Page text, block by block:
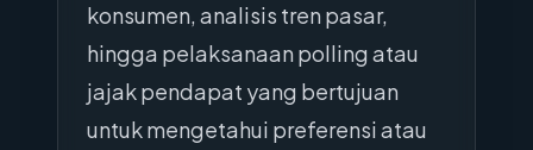
konsumen, analisis tren pasar,
hingga pelaksanaan polling atau
jajak pendapat yang bertujuan
untuk mengetahui preferensi atau